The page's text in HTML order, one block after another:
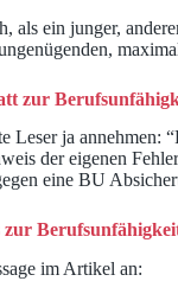
als ein junger,
zur
Leser ja annehmen:
der eigenen
eine BU
im Artikel an: